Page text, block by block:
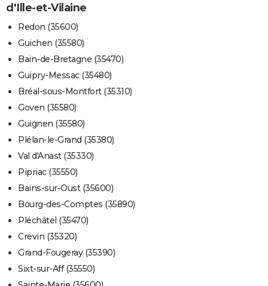
d'Ille-et-Vilaine
Redon (35600)
Guichen (35580)
Bain-de-Bretagne (35470)
Guipry-Messac (35480)
Bréal-sous-Montfort (35310)
Goven (35580)
Guignen (35580)
Plélan-le-Grand (35380)
Val d'Anast (35330)
Pipriac (35550)
Bains-sur-Oust (35600)
Bourg-des-Comptes (35890)
Pléchâtel (35470)
Crevin (35320)
Grand-Fougeray (35390)
Sixt-sur-Aff (35550)